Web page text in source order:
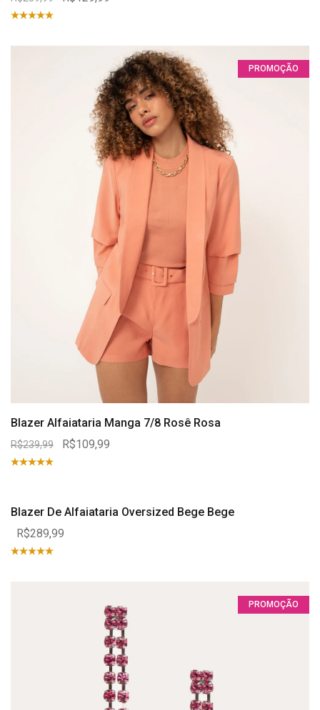
PROMOÇÃO
Blazer Alfaiataria Manga 7/8 Rosê Rosa
R$239,99 R$109,99
Blazer De Alfaiataria Oversized Bege Bege
R$289,99
PROMOÇÃO